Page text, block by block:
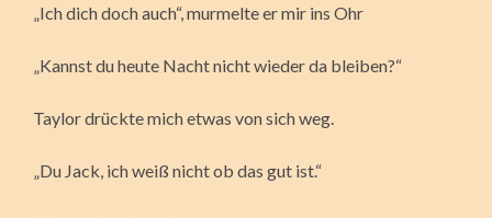
„Ich dich doch auch“, murmelte er mir ins Ohr
„Kannst du heute Nacht nicht wieder da bleiben?“
Taylor drückte mich etwas von sich weg.
„Du Jack, ich weiß nicht ob das gut ist.“